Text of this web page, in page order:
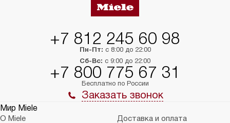
+7 812 245 60 98
Пн-Пт: с 8:00 до 22:00
Сб-Вс: с 9:00 до 22:00
+7 800 775 67 31
Бесплатно по России
Заказать звонок
Мир Miele
О Miele
Доставка и оплата